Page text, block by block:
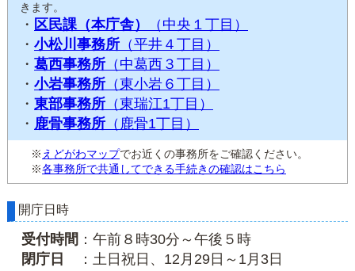
きます。
・ 区民課（本庁舎）
（中央１丁目）
・ 小松川事務所 （平井４丁目）
・ 葛西事務所 （中葛西３丁目）
・ 小岩事務所 （東小岩６丁目）
・ 東部事務所 （東瑞江1丁目）
・ 鹿骨事務所 （鹿骨1丁目）
※ えどがわマップでお近くの事務所をご確認ください。
※各事務所で共通してできる手続きの確認はこちら
開庁日時
受付時間 ：午前８時30分～午後５時
閉庁日
：土日祝日、12月29日～1月3日